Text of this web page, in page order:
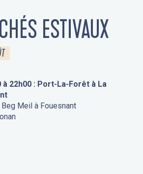
ESTIVAUX
à 22h00 : Port-La-Forêt à La
Meil à Fouesnant